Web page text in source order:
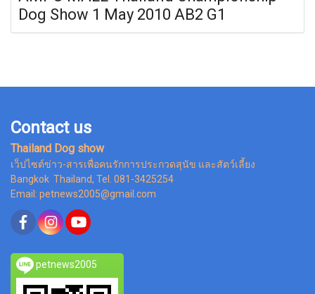
Dog Show 1 May 2010 AB2 G1
Contact us
Thailand Dog show
เว็ปไซต์ข่าว-สารเพื่อคนรักการประกวดสุนัข และสัตว์เลี้ยง
Bangkok Thailand, Tel. 081-3425254
Email: petnews2005@gmail.com
petnews2005